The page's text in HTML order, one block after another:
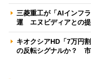
三菱重工が「AIインフ
運 エヌビディアとの
キオクシアHD「7万円
の反転シグナルか？